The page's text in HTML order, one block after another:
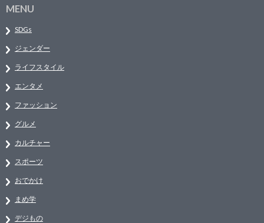
MENU
SDGs
ジェンダー
ライフスタイル
エンタメ
ファッション
グルメ
カルチャー
スポーツ
おでかけ
まめ学
デジもの